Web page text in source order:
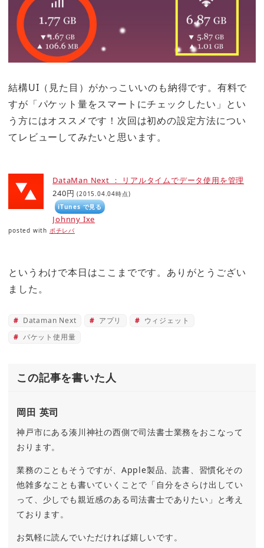
結構UI（見た目）がかっこいいのも納得です。有料で
すが「パケット量をスマートにチェックしたい」とい
う方にはオススメです！次回は初めの設定方法につい
てレビューしてみたいと思います。
DataMan Next ： リアルタイムでデータ使用を管理
240円 (2015.04.04時点)
iTunes で見る
Johnny Ixe
posted with ポチレバ
というわけで本日はここまでです。ありがとうござい
ました。
Dataman Next アプリ
ウィジェット
パケット使用量
この記事を書いた人
岡田 英司
神戸市にある湊川神社の西側で司法書士業務をおこなって
おります。
業務のこともそうですが、Apple製品、読書、習慣化その
他雑多なことも書いていくことで「自分をさらけ出してい
って、少しでも親近感のある司法書士でありたい」と考え
ております。
お気軽に読んでいただければ嬉しいです。